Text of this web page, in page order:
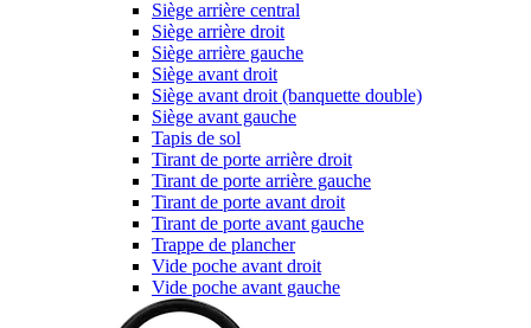
Siège arrière central
Siège arrière droit
Siège arrière gauche
Siège avant droit
Siège avant droit (banquette double)
Siège avant gauche
Tapis de sol
Tirant de porte arrière droit
Tirant de porte arrière gauche
Tirant de porte avant droit
Tirant de porte avant gauche
Trappe de plancher
Vide poche avant droit
Vide poche avant gauche